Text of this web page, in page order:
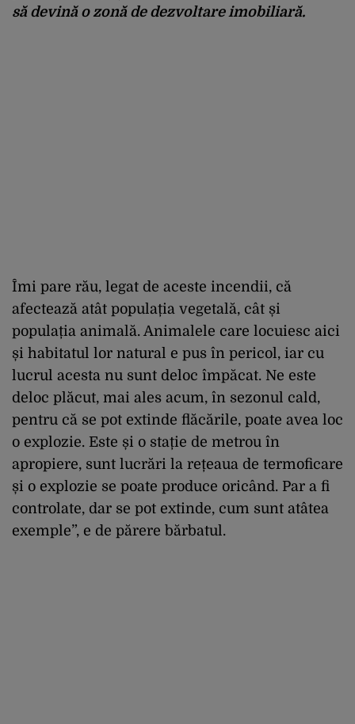
să devină o zonă de dezvoltare imobiliară.
Îmi pare rău, legat de aceste incendii, că
afectează atât populația vegetală, cât și
populația animală. Animalele care locuiesc aici
și habitatul lor natural e pus în pericol, iar cu
lucrul acesta nu sunt deloc împăcat. Ne este
deloc plăcut, mai ales acum, în sezonul cald,
pentru că se pot extinde flăcările, poate avea loc
o explozie. Este și o stație de metrou în
apropiere, sunt lucrări la rețeaua de termoficare
și o explozie se poate produce oricând. Par a fi
controlate, dar se pot extinde, cum sunt atâtea
exemple”, e de părere bărbatul.